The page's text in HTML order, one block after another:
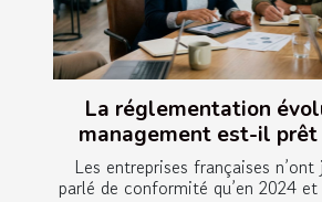
La réglementation
management est-il prêt
Les entreprises françaises
parlé de conformité qu’en 2024